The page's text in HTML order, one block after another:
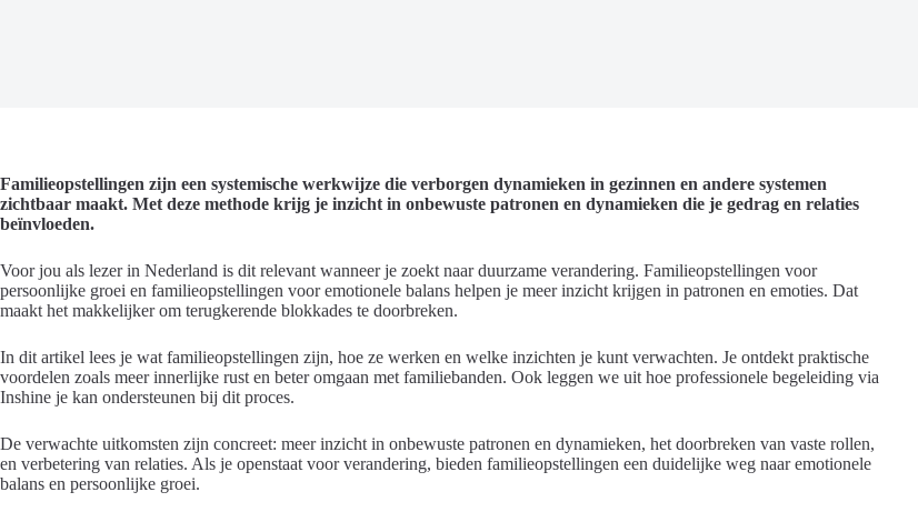
Familieopstellingen zijn een systemische werkwijze die verborgen dynamieken in gezinnen en andere systemen
zichtbaar maakt. Met deze methode krijg je inzicht in onbewuste patronen en dynamieken die je gedrag en relaties
beïnvloeden.
Voor jou als lezer in Nederland is dit relevant wanneer je zoekt naar duurzame verandering. Familieopstellingen voor
persoonlijke groei en familieopstellingen voor emotionele balans helpen je meer inzicht krijgen in patronen en emoties. Dat
maakt het makkelijker om terugkerende blokkades te doorbreken.
In dit artikel lees je wat familieopstellingen zijn, hoe ze werken en welke inzichten je kunt verwachten. Je ontdekt praktische
voordelen zoals meer innerlijke rust en beter omgaan met familiebanden. Ook leggen we uit hoe professionele begeleiding via
Inshine je kan ondersteunen bij dit proces.
De verwachte uitkomsten zijn concreet: meer inzicht in onbewuste patronen en dynamieken, het doorbreken van vaste rollen,
en verbetering van relaties. Als je openstaat voor verandering, bieden familieopstellingen een duidelijke weg naar emotionele
balans en persoonlijke groei.